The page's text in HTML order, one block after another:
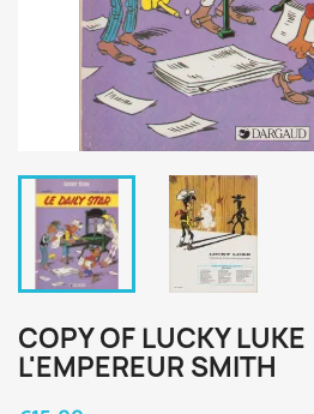
COPY OF LUCKY
L'EMPEREUR SMITH